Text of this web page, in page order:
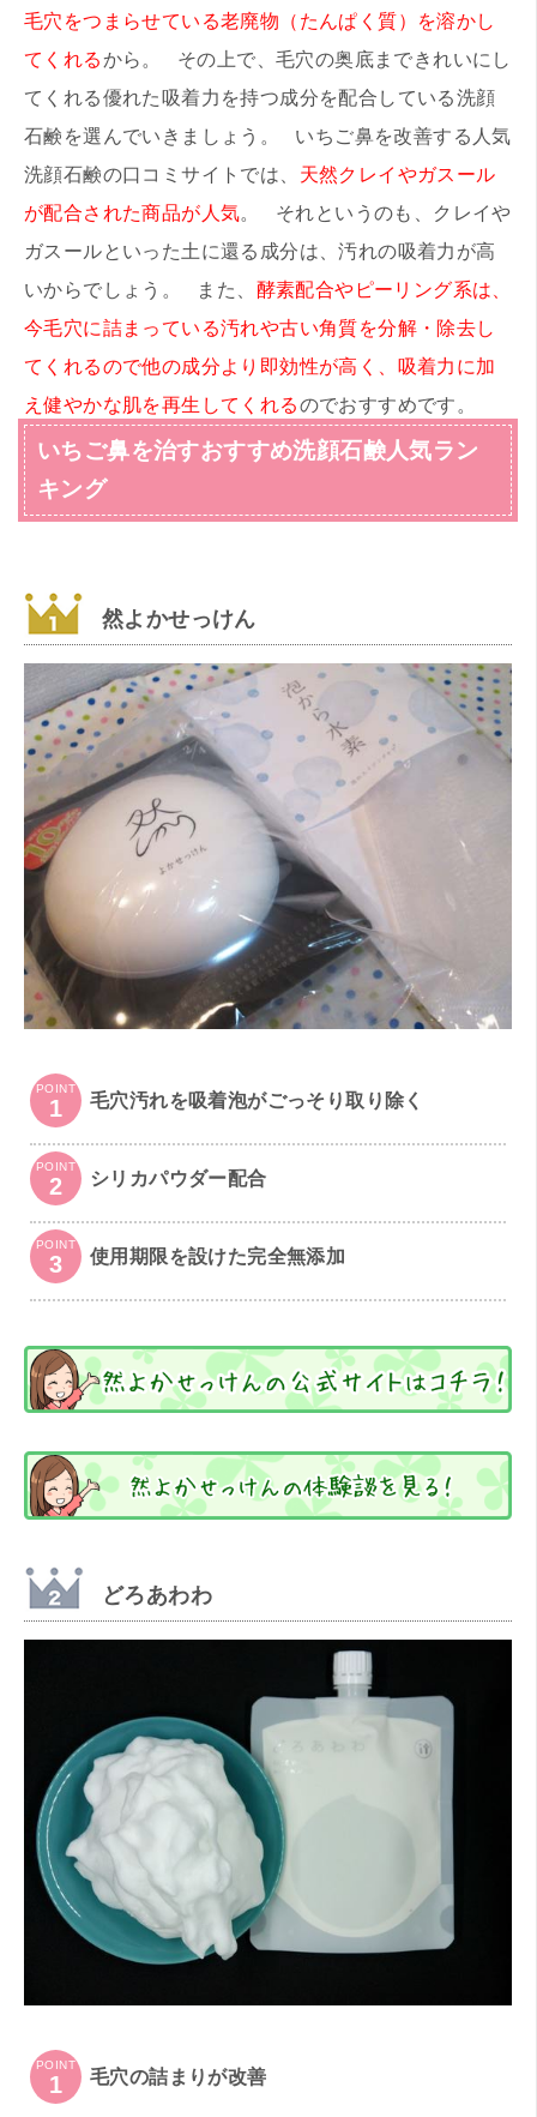
毛穴をつまらせている老廃物（たんぱく質）を溶かし
てくれるから。 その上で、毛穴の奥底まできれいにし
てくれる優れた吸着力を持つ成分を配合している洗顔
石鹸を選んでいきましょう。 いちご鼻を改善する人気
洗顔石鹸の口コミサイトでは、 天然クレイやガスール
が配合された商品が人気。 それというのも、クレイや
ガスールといった土に還る成分は、汚れの吸着力が高
いからでしょう。 また、 酵素配合やピーリング系は、
今毛穴に詰まっている汚れや古い角質を分解・除去し
てくれるので他の成分より即効性が高く、吸着力に加
え健やかな肌を再生してくれるのでおすすめです。
いちご鼻を治すおすすめ洗顔石鹸人気ラン
キング
然よかせっけん
POINT
1 毛穴汚れを吸着泡がごっそり取り除く
POINT
2 シリカパウダー配合
POINT
3 使用期限を設けた完全無添加
どろあわわ
POINT
1 毛穴の詰まりが改善